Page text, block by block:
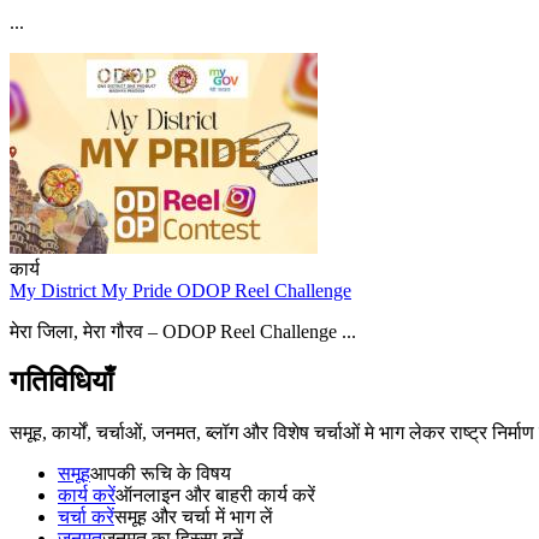
...
कार्य
My District My Pride ODOP Reel Challenge
मेरा जिला, मेरा गौरव – ODOP Reel Challenge ...
गतिविधियाँ
समूह, कार्यों, चर्चाओं, जनमत, ब्लॉग और विशेष चर्चाओं मे भाग लेकर राष्ट्र
समूहआपकी रूचि के विषय
कार्य करेंऑनलाइन और बाहरी कार्य करें
चर्चा करेंसमूह और चर्चा में भाग लें